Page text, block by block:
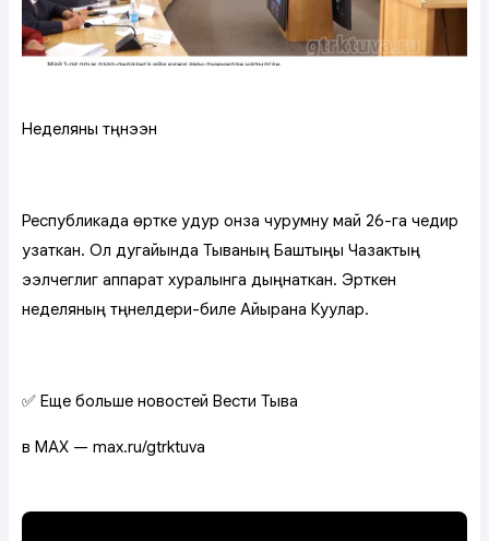
Неделяны түңнээн
Республикада өртке удур онза чурумну май 26-га чедир
узаткан. Ол дугайында Тываның Баштыңы Чазактың
ээлчеглиг аппарат хуралынга дыңнаткан. Эрткен
неделяның түңнелдери-биле Айырана Куулар.
✅ Еще больше новостей Вести Тыва
в MAX — max.ru/gtrktuva